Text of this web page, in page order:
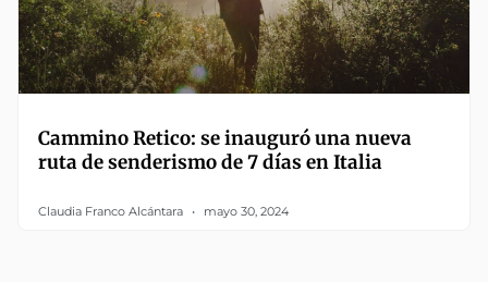
Cammino Retico: se inauguró una nueva
ruta de senderismo de 7 días en Italia
Claudia Franco Alcántara mayo 30, 2024